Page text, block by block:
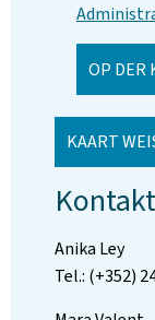
OP DER
KAART
Anika Ley
Tel.: (+352)